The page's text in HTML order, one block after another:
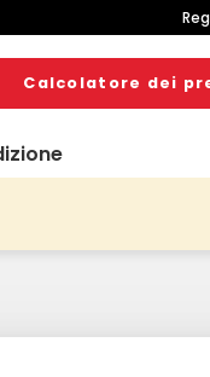
Calcolatore dei